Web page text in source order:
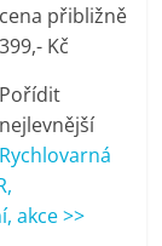
cena přibližně
399,- Kč
Pořídit
nejlevnější
Rychlovarná
akce >>